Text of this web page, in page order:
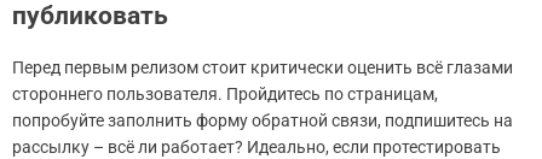
публиковать
Перед первым релизом стоит критически оценить всё глазами
стороннего пользователя. Пройдитесь по страницам,
попробуйте заполнить форму обратной связи, подпишитесь на
рассылку – всё ли работает? Идеально, если протестировать